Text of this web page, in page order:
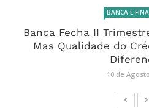
BANCA E
Banca Fecha II
Mas Qualidade do
10 de